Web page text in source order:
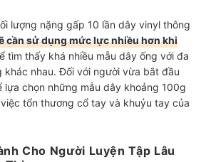
lượng nặng gấp 10 lần dây vinyl thông
cần sử dụng mức lực nhiều hơn khi
tìm thấy khá nhiều mẫu dây ống với đa
khác nhau. Đối với người vừa bắt đầu
lựa chọn những mẫu dây khoảng 100g
tổn thương cổ tay và khuỷu tay của
Cho Người Luyện Tập Lâu